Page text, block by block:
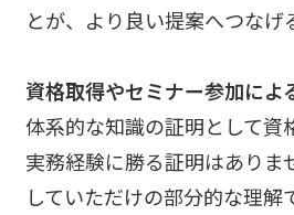
とが、より良い提案へつなげ
資格取得やセミナー参加によ
体系的な知識の証明として資
実務経験に勝る証明はありま
していただけの部分的な理解